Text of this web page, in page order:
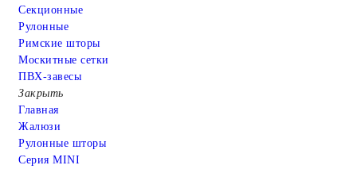
Cекционные
Рулонные
Римские шторы
Москитные сетки
ПВХ-завесы
Закрыть
Главная
Жалюзи
Рулонные шторы
Серия MINI